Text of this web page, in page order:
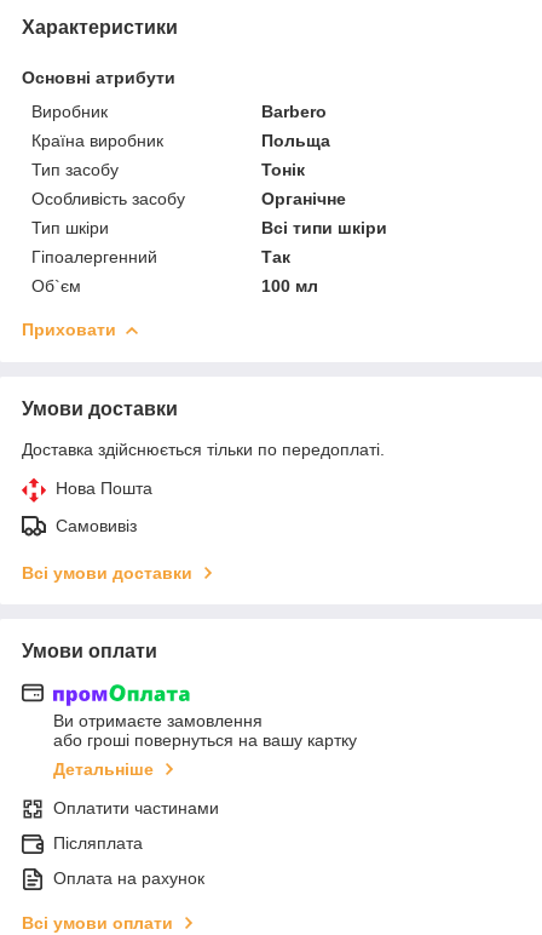
Характеристики
Основні атрибути
Виробник
Barbero
Країна виробник
Польща
Тип засобу
Тонік
Особливість засобу
Органічне
Тип шкіри
Всі типи шкіри
Гіпоалергенний
Так
Об`єм
100 мл
Приховати
Умови доставки
Доставка здійснюється тільки по передоплаті.
Нова Пошта
Самовивіз
Всі умови доставки
Умови оплати
Ви отримаєте замовлення
або гроші повернуться на вашу картку
Детальніше
Оплатити частинами
Післяплата
Оплата на рахунок
Всі умови оплати